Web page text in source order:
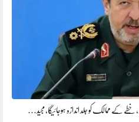
کے ممالک کو جلد اندازہ ہوجائیگا، مجید…